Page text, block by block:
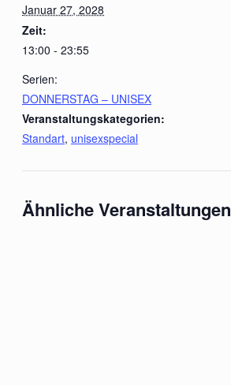
Januar 27, 2028
Zeit:
13:00 - 23:55
Serien:
DONNERSTAG – UNISEX
Veranstaltungskategorien:
Standart, unisexspecial
Ähnliche Veranstaltungen